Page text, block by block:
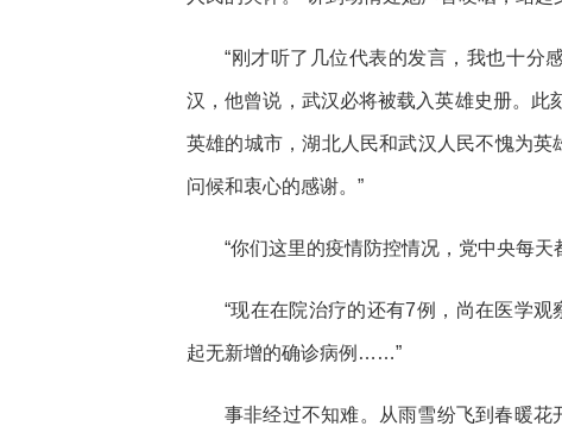
“刚才听了几位代表的发言，我也十分
汉，他曾说，武汉必将被载入英雄史册。此
英雄的城市，湖北人民和武汉人民不愧为
问候和衷心的感谢。”
“你们这里的疫情防控情况，党中央每
“现在在院治疗的还有7例，尚在医学
起无新增的确诊病例……”
事非经过不知难。从雨雪纷飞到春暖